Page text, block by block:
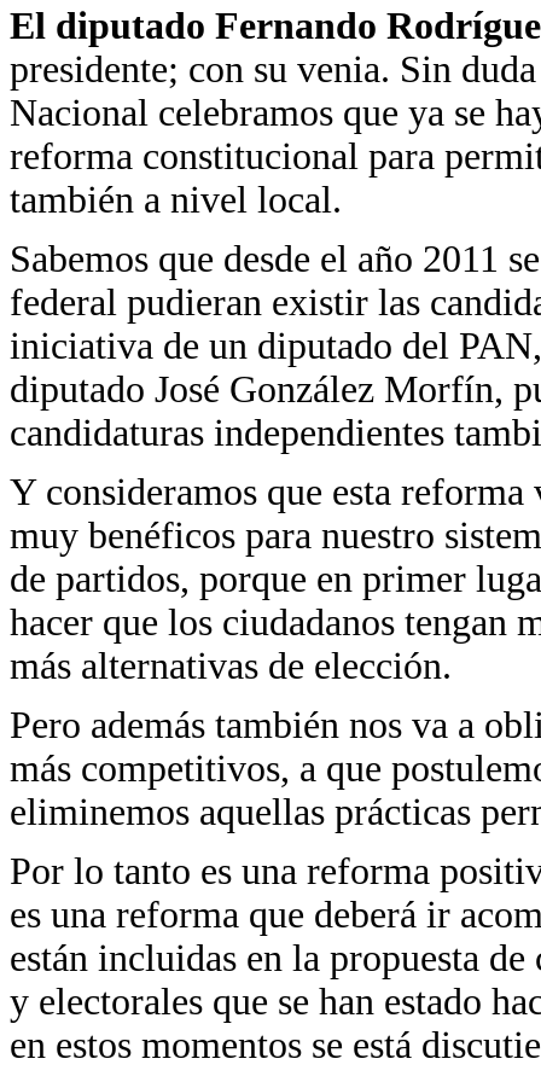
El diputado Fernando
presidente; con su venia. Sin
Nacional celebramos que ya se
reforma constitucional para
también a nivel local.
Sabemos que desde el año 2011
federal pudieran existir las
iniciativa de un diputado del
diputado José González Morfín,
candidaturas independientes
Y consideramos que esta
muy benéficos para nuestro
de partidos, porque en primer
hacer que los ciudadanos tengan
más alternativas de elección.
Pero además también nos va a
más competitivos, a que
eliminemos aquellas prácticas
Por lo tanto es una reforma
es una reforma que deberá ir
están incluidas en la propuesta
y electorales que se han estado
en estos momentos se está